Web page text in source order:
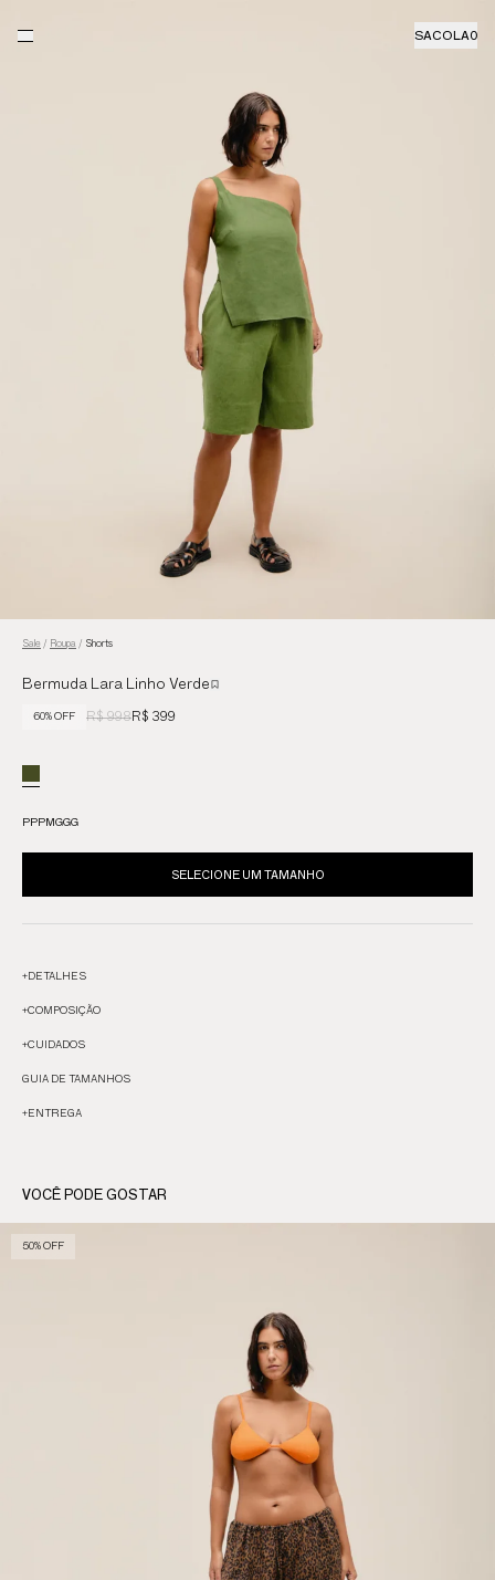
SACOLA0
Sale / Roupa / Shorts
Bermuda Lara Linho Verde
60% OFF R$ 998R$ 399
PPPMGGG
SELECIONE UM TAMANHO
+DETALHES
+COMPOSIÇÃO
+CUIDADOS
GUIA DE TAMANHOS
+ENTREGA
VOCÊ PODE GOSTAR
50% OFF